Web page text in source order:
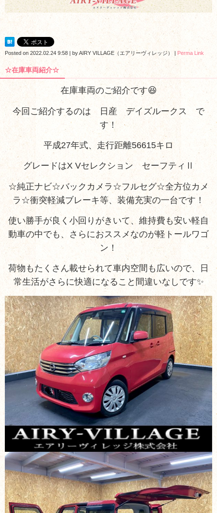
Posted on 2022.02.24 9:58 byAIRY VILLAGE（エアリーヴィレッジ） Perma Link
☆在庫車両紹介☆
在庫車両のご紹介です😆
今回ご紹介するのは 日産 デイズルークス で
す！
平成27年式、走行距離56615キロ
グレードはX Vセレクション セーフティⅡ
☆純正ナビ☆バックカメラ☆フルセグ☆全方位カメ
ラ☆衝突軽減ブレーキ等、装備充実の一台です！
使い勝手が良く小回りがきいて、維持費も安い軽自
動車の中でも、さらにおススメなのが軽トールワゴ
ン！
荷物もたくさん載せられて車内空間も広いので、日
常生活がさらに快適になること間違いなしです✨